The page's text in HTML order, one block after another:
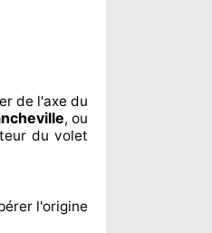
de l'axe du
, ou
du volet
l'origine